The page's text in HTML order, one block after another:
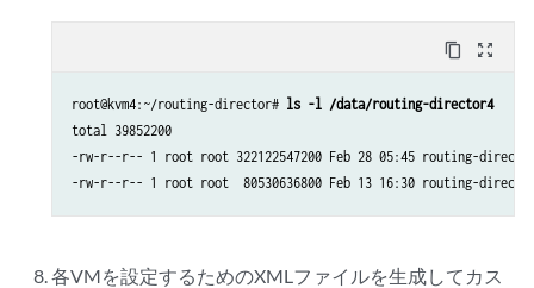
content_copy zoom_out_map
root@kvm4:~/routing-director# ls -l /data/routing-director4
total 39852200
-rw-r--r-- 1 root root 322122547200 Feb 28 05:45 routing-
-rw-r--r-- 1 root root  80530636800 Feb 13 16:30 routing-
各VMを設定するためのXMLファイルを生成してカス